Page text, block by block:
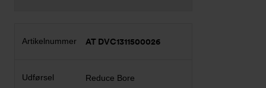
AT DVC1311500026
Reduce Bore